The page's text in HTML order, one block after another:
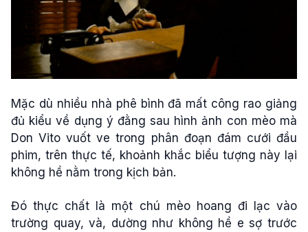
Mặc dù nhiều nhà phê bình đã mất công rao giảng
đủ kiểu về dụng ý đằng sau hình ảnh con mèo mà
Don Vito vuốt ve trong phân đoạn đám cưới đầu
phim, trên thực tế, khoảnh khắc biểu tượng này lại
không hề nằm trong kịch bản.
Đó thực chất là một chú mèo hoang đi lạc vào
trường quay, và, dường như không hề e sợ trước